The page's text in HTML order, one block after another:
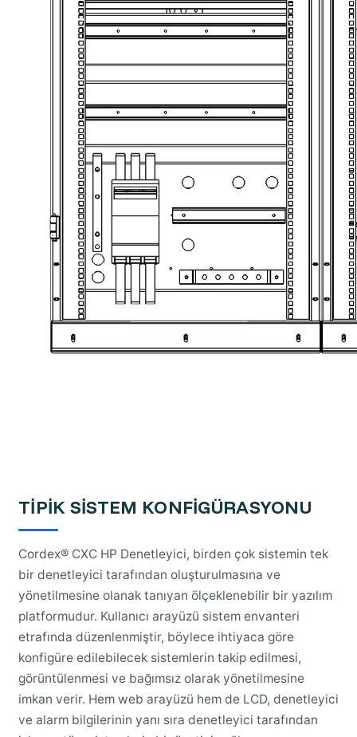
TİPİK SİSTEM KONFİGÜRASYONU
Cordex® CXC HP Denetleyici, birden çok sistemin tek
bir denetleyici tarafından oluşturulmasına ve
yönetilmesine olanak tanıyan ölçeklenebilir bir yazılım
platformudur. Kullanıcı arayüzü sistem envanteri
etrafında düzenlenmiştir, böylece ihtiyaca göre
konfigüre edilebilecek sistemlerin takip edilmesi,
görüntülenmesi ve bağımsız olarak yönetilmesine
imkan verir. Hem web arayüzü hem de LCD, denetleyici
ve alarm bilgilerinin yanı sıra denetleyici tarafından